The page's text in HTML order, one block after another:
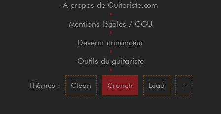
A propos de Guitariste.com
•
Mentions légales / CGU
•
Devenir annonceur
•
Outils du guitariste
•
Thèmes :
Clean Crunch Lead +